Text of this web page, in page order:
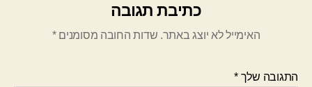
כתיבת תגובה
האימייל לא יוצג באתר. שדות החובה מסומנים*
התגובה שלך*